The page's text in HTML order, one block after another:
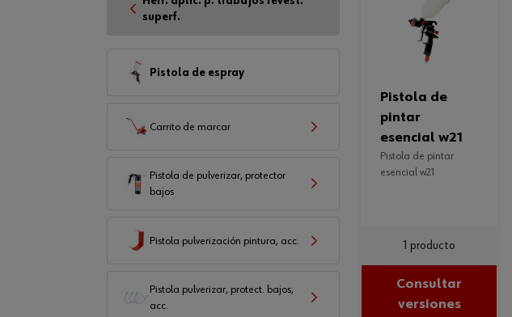
pistola de
pintar
esencial w21
pistola de pintar
esencial w21
1 producto
Consultar
versiones
superf.
Pistola de espray
Carrito de marcar
Pistola de pulverizar, protector
bajos
Pistola pulverización pintura, acc.
Pistola pulverizar, protect. bajos,
acc.